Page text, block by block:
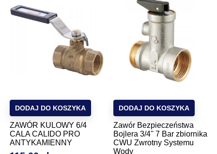
ZAWÓR KULOWY 6/4
CALA CALIDO PRO
ANTYKAMIENNY
DODAJ DO KOSZYKA
Zawór Bezpieczeństwa
Bojlera 3/4'' 7 Bar zbiornika
CWU Zwrotny Systemu
Wody
DODAJ DO KOSZYKA